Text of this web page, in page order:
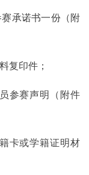
承诺书一份（附
复印件；
参赛声明（附件
卡或学籍证明材